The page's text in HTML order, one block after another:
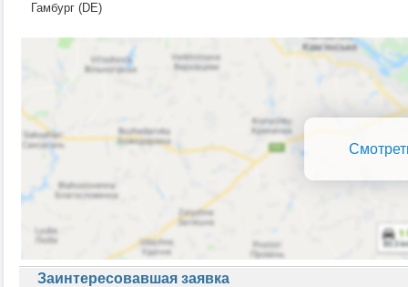
Гамбург (DE)
Заинтересовавшая заявка